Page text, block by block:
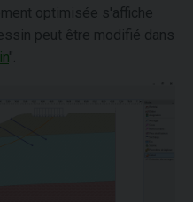
optimisée s'affiche
peut être modifié dans
".